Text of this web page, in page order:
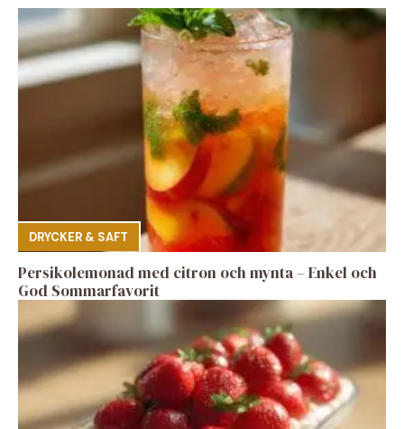
DRYCKER & SAFT
Persikolemonad med citron och mynta – Enkel och
God Sommarfavorit